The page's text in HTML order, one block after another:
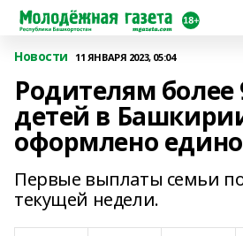
Новости 11 ЯНВАРЯ 2023, 05:04
Родителям более
детей в
оформлено
Первые выплаты семьи
текущей недели.